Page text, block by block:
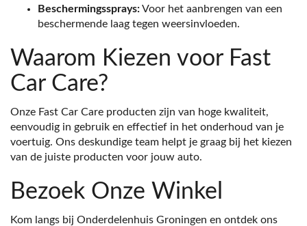
Beschermingssprays:Voor het aanbrengen van een
beschermende laag tegen weersinvloeden.
Waarom Kiezen voor Fast
Car Care?
Onze Fast Car Care producten zijn van hoge kwaliteit,
eenvoudig in gebruik en effectief in het onderhoud van je
voertuig. Ons deskundige team helpt je graag bij het kiezen
van de juiste producten voor jouw auto.
Bezoek Onze Winkel
Kom langs bij Onderdelenhuis Groningen en ontdek ons